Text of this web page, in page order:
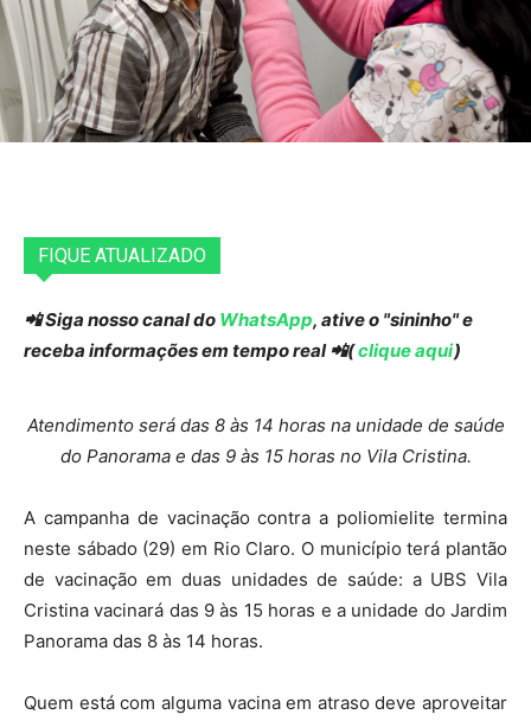
FIQUE ATUALIZADO
📲 Siga nosso canal do WhatsApp, ative o "sininho" e
receba informações em tempo real 📲(clique aqui)
Atendimento será das 8 às 14 horas na unidade de saúde
do Panorama e das 9 às 15 horas no Vila Cristina.
A campanha de vacinação contra a poliomielite termina
neste sábado (29) em Rio Claro. O município terá plantão
de vacinação em duas unidades de saúde: a UBS Vila
Cristina vacinará das 9 às 15 horas e a unidade do Jardim
Panorama das 8 às 14 horas.
Quem está com alguma vacina em atraso deve aproveitar